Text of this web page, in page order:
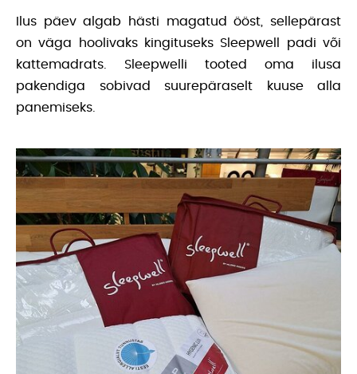
Ilus päev algab hästi magatud ööst, sellepärast
on väga hoolivaks kingituseks Sleepwell padi või
kattemadrats. Sleepwelli tooted oma ilusa
pakendiga sobivad suurepäraselt kuuse alla
panemiseks.